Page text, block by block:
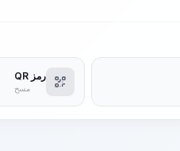
رمز QR
مسح